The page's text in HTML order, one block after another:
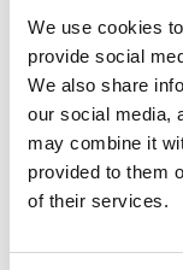
We use cookies
provide social
We also share
our social media,
may combine it
provided to them
of their services.
Authors
26.07.03
La
en